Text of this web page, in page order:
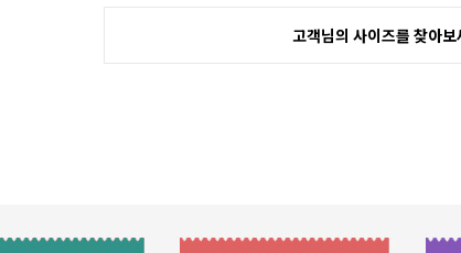
고객님의 사이즈를 찾아보